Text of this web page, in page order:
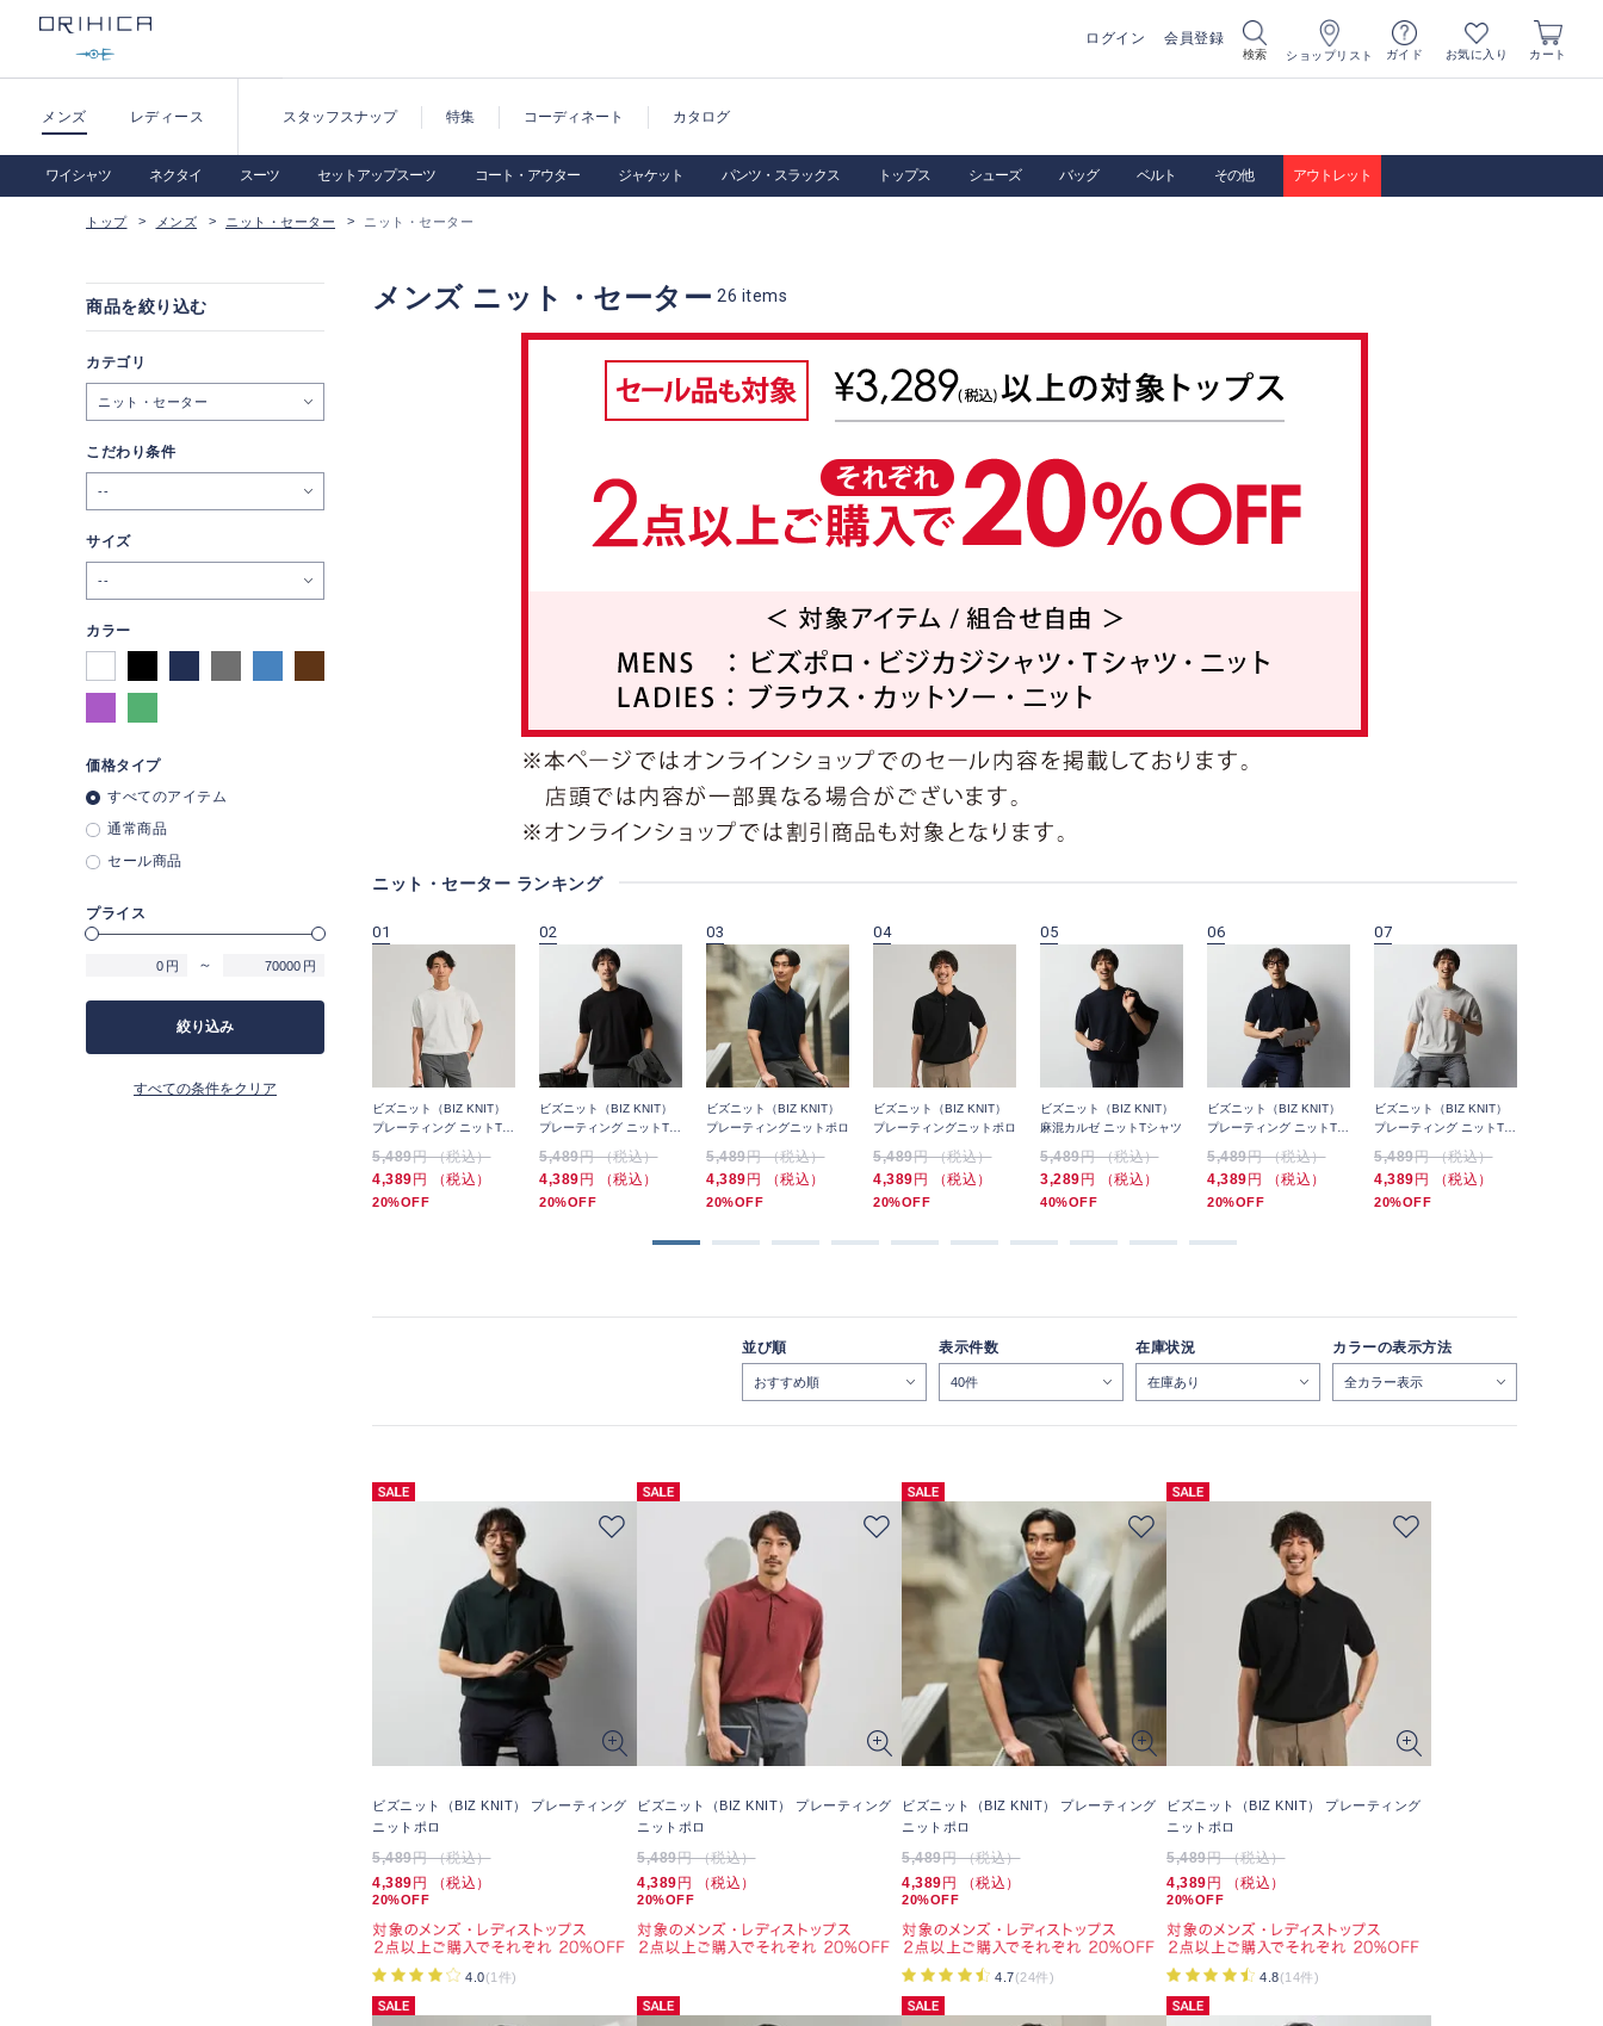
ログイン 会員登録
検索 ショップリスト ガイド お気に入り カート
メンズ レディース スタッフスナップ 特集 コーディネート カタログ
ワイシャツ ネクタイ スーツ セットアップスーツ コート・アウター ジャケット パンツ・スラックス トップス シューズ バッグ ベルト その他 アウトレット
トップ メンズ ニット・セーター ニット・セーター
メンズ ニット・セーター 26 items
ニット・セーター ランキング
10 01
ビズニット（BIZ KNIT）
プレーティング ニットTシ
5,489円 （税込）
4,389 円 （税込）
20%OFF
02
ビズニット（BIZ KNIT）
プレーティング ニットTシ
5,489円 （税込）
4,389 円 （税込）
20%OFF
03
ビズニット（BIZ KNIT）
プレーティングニットポロ
5,489円 （税込）
4,389 円 （税込）
20%OFF
04
ビズニット（BIZ KNIT）
プレーティングニットポロ
5,489円 （税込）
4,389 円 （税込）
20%OFF
05
ビズニット（BIZ KNIT）
麻混カルゼ ニットTシャツ
5,489円 （税込）
3,289 円 （税込）
40%OFF
06
ビズニット（BIZ KNIT）
プレーティング ニットTシ
5,489円 （税込）
4,389 円 （税込）
20%OFF
07
ビズニット（BIZ KNIT）
プレーティング ニットTシ
5,489円 （税込）
4,389 円 （税込）
20%OFF
並び順 表示件数 在庫状況 カラーの表示方法
ビズニット（BIZ KNIT） プレーティング
ニットポロ
5,489円 （税込）
4,389 円 （税込）
20%OFF
4.0(1件)
ビズニット（BIZ KNIT） プレーティング
ニットポロ
5,489円 （税込）
4,389 円 （税込）
20%OFF
ビズニット（BIZ KNIT） プレーティング
ニットポロ
5,489円 （税込）
4,389 円 （税込）
20%OFF
4.7(24件)
ビズニット（BIZ KNIT） プレーティング
ニットポロ
5,489円 （税込）
4,389 円 （税込）
20%OFF
4.8(14件)
商品を絞り込む
カテゴリ
ニット・セーター
こだわり条件
--
サイズ
--
カラー
価格タイプ
すべてのアイテム
通常商品
セール商品
プライス
円 ～ 円
絞り込み
すべての条件をクリア